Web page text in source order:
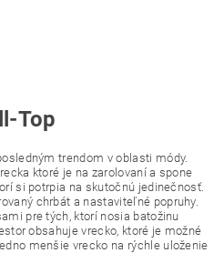
Top
trendom v oblasti módy.
ktoré je na zarolovaní a spone
si potrpia na skutočnú jedinečnosť.
chrbát a nastaviteľné popruhy.
pre tých, ktorí nosia batožinu
obsahuje vrecko, ktoré je možné
menšie vrecko na rýchle uloženie